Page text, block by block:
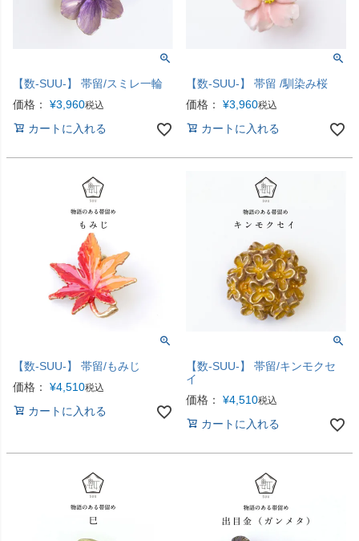
【数-SUU-】 帯留/スミレ一輪
価格：
¥3,960税込
カートに入れる
【数-SUU-】 帯留 /馴染み桜
価格：
¥3,960税込
カートに入れる
【数-SUU-】 帯留/もみじ
価格：
¥4,510税込
カートに入れる
【数-SUU-】 帯留/キンモクセ
イ
価格：
¥4,510税込
カートに入れる